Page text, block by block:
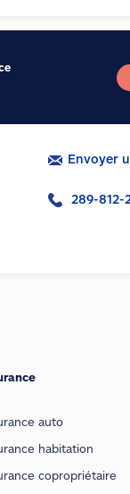
Envoyer
289-812-
auto
habitation
copropriétaire